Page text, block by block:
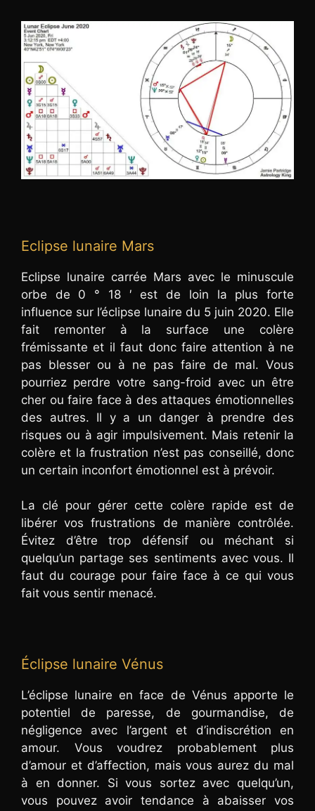
Eclipse lunaire Mars
Eclipse lunaire carrée Mars avec le minuscule
orbe de 0 ° 18 ′ est de loin la plus forte
influence sur l’éclipse lunaire du 5 juin 2020. Elle
fait remonter à la surface une colère
frémissante et il faut donc faire attention à ne
pas blesser ou à ne pas faire de mal. Vous
pourriez perdre votre sang-froid avec un être
cher ou faire face à des attaques émotionnelles
des autres. Il y a un danger à prendre des
risques ou à agir impulsivement. Mais retenir la
colère et la frustration n’est pas conseillé, donc
un certain inconfort émotionnel est à prévoir.
La clé pour gérer cette colère rapide est de
libérer vos frustrations de manière contrôlée.
Évitez d’être trop défensif ou méchant si
quelqu’un partage ses sentiments avec vous. Il
faut du courage pour faire face à ce qui vous
fait vous sentir menacé.
Éclipse lunaire Vénus
L’éclipse lunaire en face de Vénus apporte le
potentiel de paresse, de gourmandise, de
négligence avec l’argent et d’indiscrétion en
amour. Vous voudrez probablement plus
d’amour et d’affection, mais vous aurez du mal
à en donner. Si vous sortez avec quelqu’un,
vous pouvez avoir tendance à abaisser vos